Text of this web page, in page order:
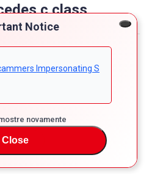
Notice
Impersonating S
novamente
Close
c class
Powered by
3
2
1